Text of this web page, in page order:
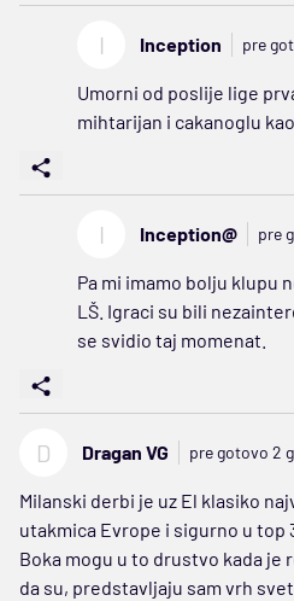
I Inception pre
Umorni od poslije lige
mihtarijan i cakanoglu
I Inception@ pre
Pa mi imamo bolju klupu
LŠ. Igraci su bili
se svidio taj momenat.
D Dragan VG pre gotovo 2
Milanski derbi je uz El klasiko
utakmica Evrope i sigurno u top
Boka mogu u to drustvo kada je
da su, predstavljaju sam vrh